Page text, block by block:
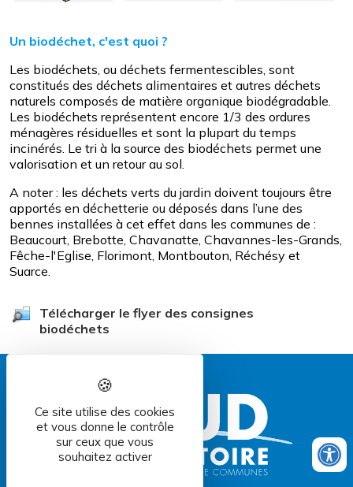
Un biodéchet, c'est quoi ?
Les biodéchets, ou déchets fermentescibles, sont
constitués des déchets alimentaires et autres déchets
naturels composés de matière organique biodégradable.
Les biodéchets représentent encore 1/3 des ordures
ménagères résiduelles et sont la plupart du temps
incinérés. Le tri à la source des biodéchets permet une
valorisation et un retour au sol.
A noter : les déchets verts du jardin doivent toujours être
apportés en déchetterie ou déposés dans l’une des
bennes installées à cet effet dans les communes de :
Beaucourt, Brebotte, Chavanatte, Chavannes-les-Grands,
Fêche-l'Eglise, Florimont, Montbouton, Réchésy et
Suarce.
Télécharger le flyer des consignes
biodéchets
Ce site utilise des cookies
et vous donne le contrôle
sur ceux que vous
souhaitez activer